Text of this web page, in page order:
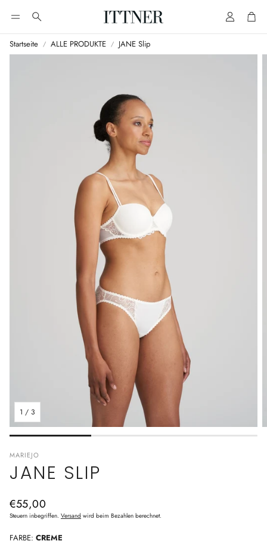
Suche AccountCart
Startseite ALLE PRODUKTE JANE Slip
1 / 3
MARIEJO
JANE SLIP
Normaler
Preis
€55,00
Steuern inbegriffen. Versand wird beim Bezahlen berechnet.
FARBE: CREME